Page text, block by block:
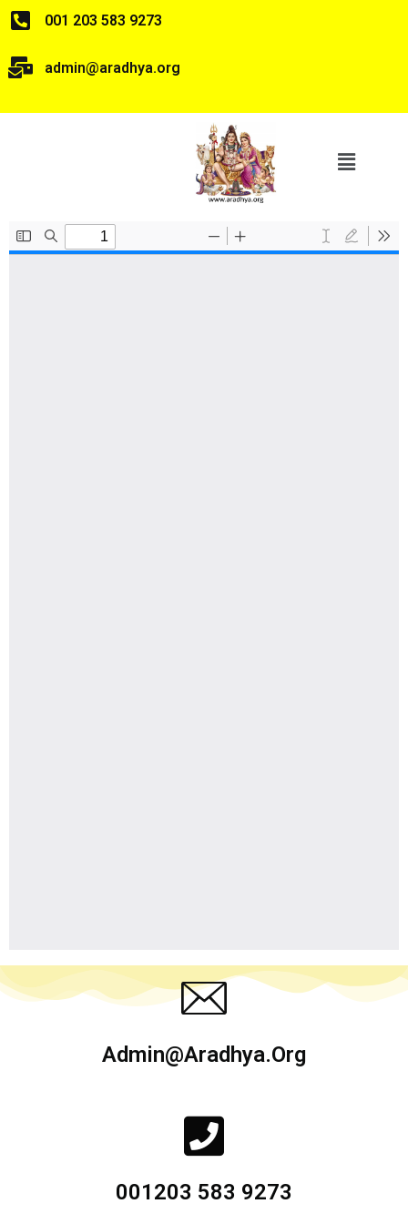
001 203 583 9273
admin@aradhya.org
Admin@aradhya.org
001203 583 9273